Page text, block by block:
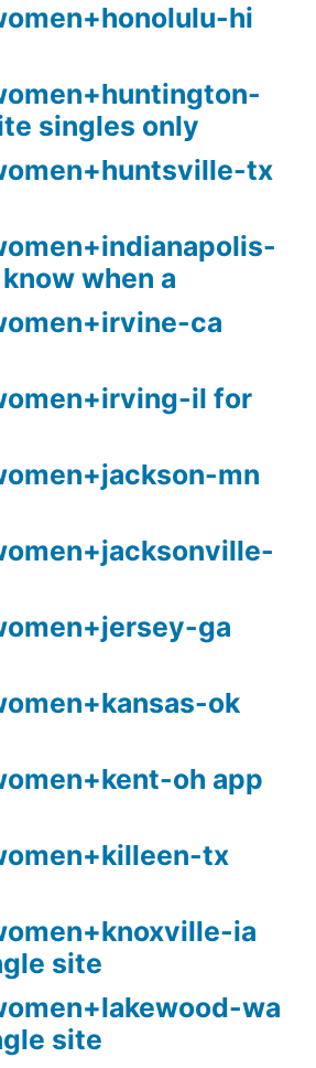
hi
singles only
tx
when a
ca
il for
mn
ga
ok
oh app
tx
ia
site
wa
site